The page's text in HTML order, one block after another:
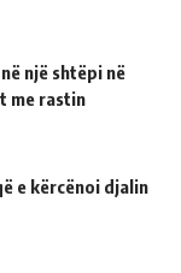
një shtëpi në
me rastin
e kërcënoi djalin